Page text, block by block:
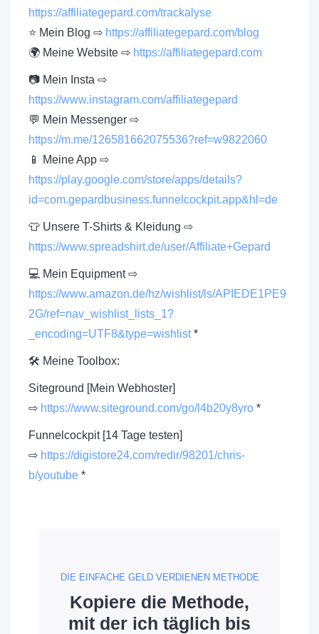
https://affiliategepard.com/trackalyse
⭐ Mein Blog ⇨ https://affiliategepard.com/blog
🌍 Meine Website ⇨ https://affiliategepard.com
📷 Mein Insta ⇨
https://www.instagram.com/affiliategepard
💬 Mein Messenger ⇨
https://m.me/126581662075536?ref=w9822060
📱 Meine App ⇨
https://play.google.com/store/apps/details?
id=com.gepardbusiness.funnelcockpit.app&hl=de
👕 Unsere T-Shirts & Kleidung ⇨
https://www.spreadshirt.de/user/Affiliate+Gepard
💻 Mein Equipment ⇨
https://www.amazon.de/hz/wishlist/ls/APIEDE1PE9
2G/ref=nav_wishlist_lists_1?
_encoding=UTF8&type=wishlist*
🛠 Meine Toolbox:
Siteground [Mein Webhoster]
⇨ https://www.siteground.com/go/l4b20y8yro *
Funnelcockpit [14 Tage testen]
⇨ https://digistore24.com/redir/98201/chris-
b/youtube *
DIE EINFACHE GELD VERDIENEN METHODE
Kopiere die Methode,
mit der ich täglich bis